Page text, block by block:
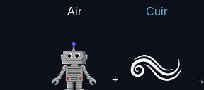
Air Cuir
+ →